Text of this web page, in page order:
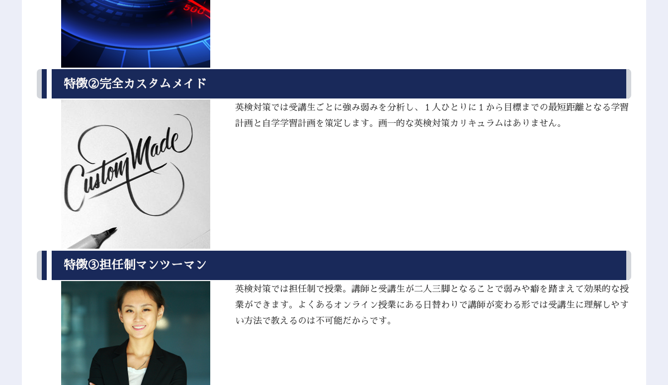
特徴②完全カスタムメイド
英検対策では受講生ごとに強み弱みを分析し、１人ひとりに１から目標までの最短距離となる学習
計画と自学学習計画を策定します。画一的な英検対策カリキュラムはありません。
特徴③担任制マンツーマン
英検対策では担任制で授業。講師と受講生が二人三脚となることで弱みや癖を踏まえて効果的な授
業ができます。よくあるオンライン授業にある日替わりで講師が変わる形では受講生に理解しやす
い方法で教えるのは不可能だからです。